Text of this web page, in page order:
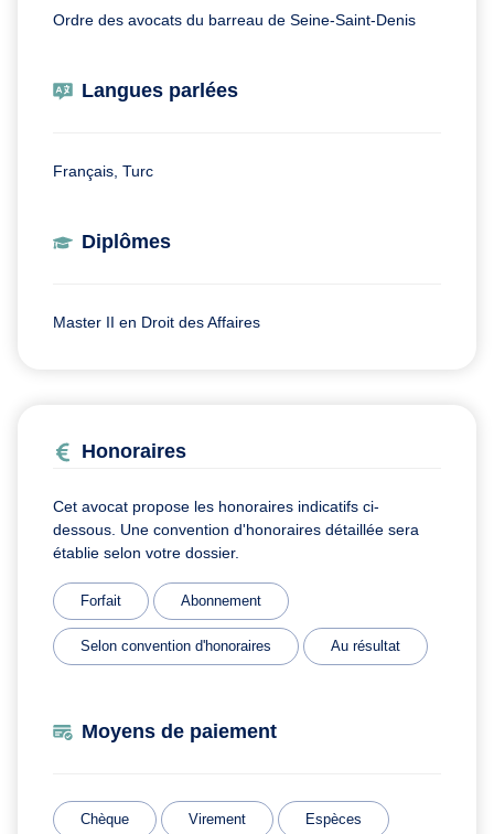
Ordre des avocats du barreau de Seine-Saint-Denis
Langues parlées
Français, Turc
Diplômes
Master II en Droit des Affaires
Honoraires
Cet avocat propose les honoraires indicatifs ci-
dessous. Une convention d'honoraires détaillée sera
établie selon votre dossier.
Forfait Abonnement
Selon convention d'honoraires Au résultat
Moyens de paiement
Chèque Virement Espèces